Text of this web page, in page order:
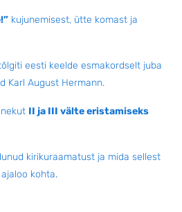
kujunemisest, ütte komast ja
eesti keelde esmakordselt juba
Karl August Hermann.
II ja III välte eristamiseks
kirikuraamatust ja mida sellest
ajaloo kohta.